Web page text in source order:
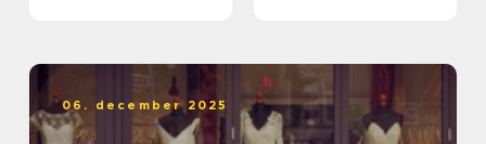
06. december 2025